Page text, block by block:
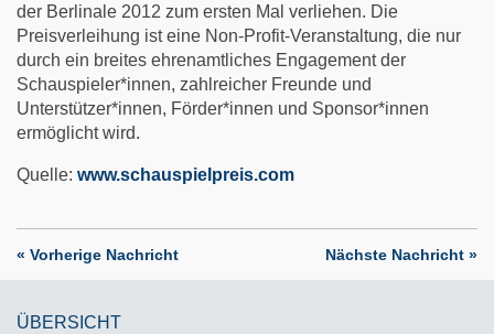
der Berlinale 2012 zum ersten Mal verliehen. Die
Preisverleihung ist eine Non-Profit-Veranstaltung, die nur
durch ein breites ehrenamtliches Engagement der
Schauspieler*innen, zahlreicher Freunde und
Unterstützer*innen, Förder*innen und Sponsor*innen
ermöglicht wird.
Quelle: www.schauspielpreis.com
« Vorherige Nachricht Nächste Nachricht »
ÜBERSICHT